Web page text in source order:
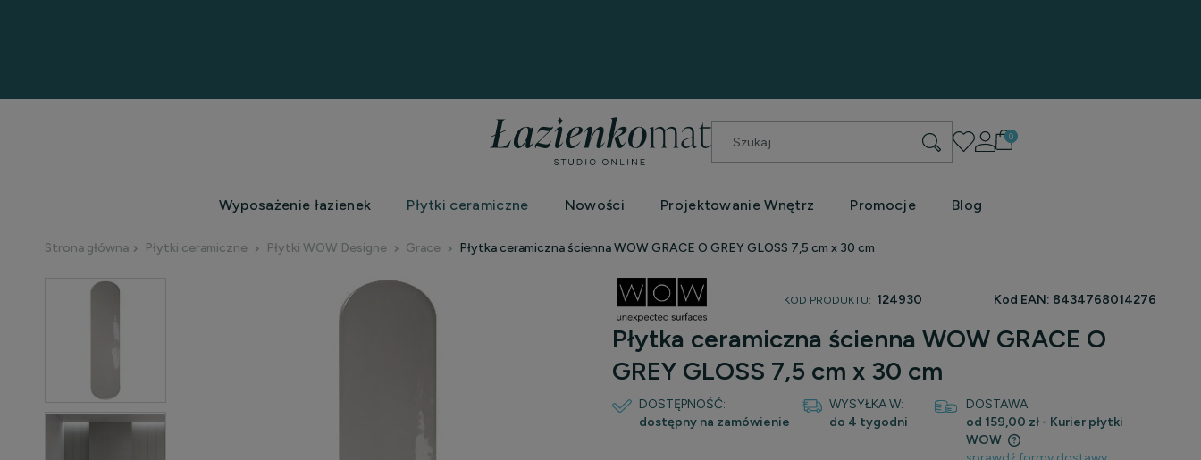
Wyposażenie łazienek Płytki ceramiczne Nowości Projektowanie Wnętrz Promocje Blog
Strona główna Płytki ceramiczne Płytki WOW Designe Grace Płytka ceramiczna ścienna WOW GRACE O GREY GLOSS 7,5 cm x 30 cm
KOD PRODUKTU: 124930 Kod EAN: 8434768014276
Płytka ceramiczna ścienna WOW GRACE O
GREY GLOSS 7,5 cm x 30 cm
DOSTĘPNOŚĆ:
dostępny na zamówienie
WYSYŁKA W:
do 4 tygodni
DOSTAWA:
od 159,00 zł - Kurier płytki
WOW